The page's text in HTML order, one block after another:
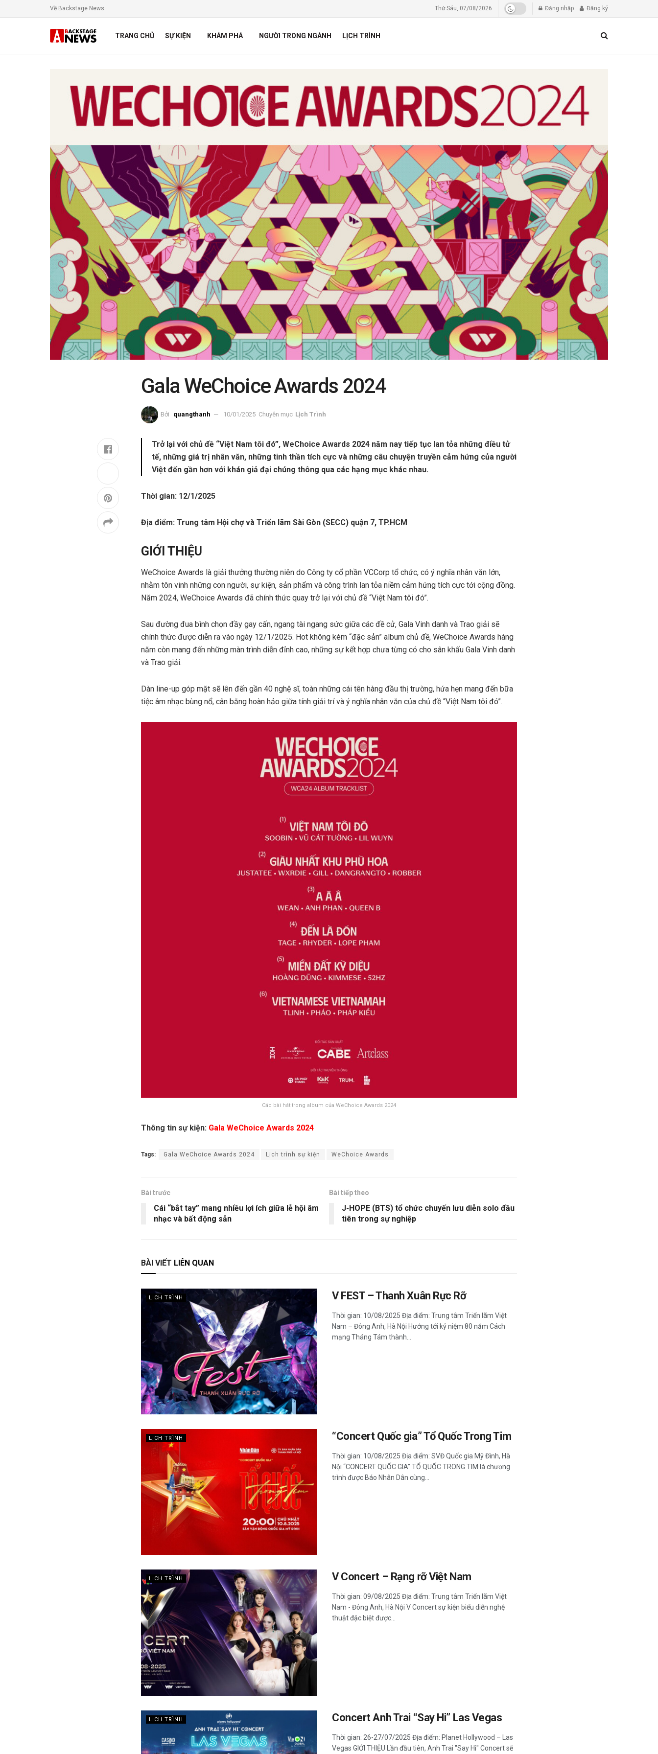
Về Backstage News Thứ Sáu, 07/08/2026 Đăng nhập Đăng ký
TRANG CHỦ SỰ KIỆN KHÁM PHÁ NGƯỜI TRONG NGÀNH LỊCH TRÌNH
Gala WeChoice Awards 2024
Bởi quangthanh 10/01/2025 Chuyên mục Lịch Trình
Trở lại với chủ đề “Việt Nam tôi đó”, WeChoice Awards 2024 năm nay tiếp tục lan tỏa những điều tử
tế, những giá trị nhân văn, những tinh thần tích cực và những câu chuyện truyền cảm hứng của người
Việt đến gần hơn với khán giả đại chúng thông qua các hạng mục khác nhau.
Thời gian: 12/1/2025
Địa điểm: Trung tâm Hội chợ và Triển lãm Sài Gòn (SECC) quận 7, TP.HCM
GIỚI THIỆU
WeChoice Awards là giải thưởng thường niên do Công ty cổ phần VCCorp tổ chức, có ý nghĩa nhân văn lớn,
nhằm tôn vinh những con người, sự kiện, sản phẩm và công trình lan tỏa niềm cảm hứng tích cực tới cộng đồng.
Năm 2024, WeChoice Awards đã chính thức quay trở lại với chủ đề “Việt Nam tôi đó”.
Sau đường đua bình chọn đầy gay cấn, ngang tài ngang sức giữa các đề cử, Gala Vinh danh và Trao giải sẽ
chính thức được diễn ra vào ngày 12/1/2025. Hot không kém “đặc sản” album chủ đề, WeChoice Awards hàng
năm còn mang đến những màn trình diễn đỉnh cao, những sự kết hợp chưa từng có cho sân khấu Gala Vinh danh
và Trao giải.
Dàn line-up góp mặt sẽ lên đến gần 40 nghệ sĩ, toàn những cái tên hàng đầu thị trường, hứa hẹn mang đến bữa
tiệc âm nhạc bùng nổ, cân bằng hoàn hảo giữa tính giải trí và ý nghĩa nhân văn của chủ đề “Việt Nam tôi đó”.
Các bài hát trong album của WeChoice Awards 2024
Thông tin sự kiện: Gala WeChoice Awards 2024
Tags: Gala WeChoice Awards 2024 Lịch trình sự kiện WeChoice Awards
Bài trước
Cái “bắt tay” mang nhiều lợi ích giữa lễ hội âm
nhạc và bất động sản
Bài tiếp theo
J-HOPE (BTS) tổ chức chuyến lưu diễn solo đầu
tiên trong sự nghiệp
BÀI VIẾT LIÊN QUAN
LỊCH TRÌNH V FEST – Thanh Xuân Rực Rỡ
Thời gian: 10/08/2025 Địa điểm: Trung tâm Triển lãm Việt
Nam – Đông Anh, Hà Nội Hướng tới kỷ niệm 80 năm Cách
mạng Tháng Tám thành...
LỊCH TRÌNH “Concert Quốc gia” Tổ Quốc Trong Tim
Thời gian: 10/08/2025 Địa điểm: SVĐ Quốc gia Mỹ Đình, Hà
Nội “CONCERT QUỐC GIA” TỔ QUỐC TRONG TIM là chương
trình được Báo Nhân Dân cùng...
LỊCH TRÌNH V Concert – Rạng rỡ Việt Nam
Thời gian: 09/08/2025 Địa điểm: Trung tâm Triển lãm Việt
Nam - Đông Anh, Hà Nội V Concert sự kiện biểu diễn nghệ
thuật đặc biệt được...
LỊCH TRÌNH Concert Anh Trai “Say Hi” Las Vegas
Thời gian: 26-27/07/2025 Địa điểm: Planet Hollywood – Las
Vegas GIỚI THIỆU Lần đầu tiên, Anh Trai "Say Hi" Concert sẽ